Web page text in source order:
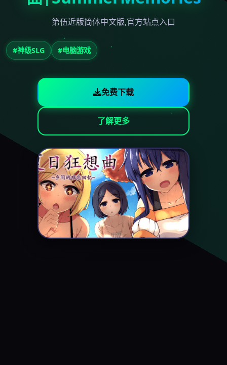
第伍近版简体中文版,官方站点入口
#神级SLG #电脑游戏
免费下载
了解更多